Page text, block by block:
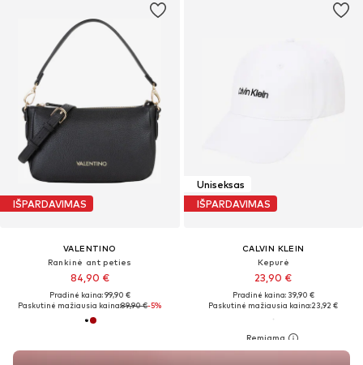
IŠPARDAVIMAS
VALENTINO
Rankinė ant peties
84,90 €
Pradinė kaina: 99,90 €
Paskutinė mažiausia kaina:89,90 €-5%
Uniseksas
IŠPARDAVIMAS
CALVIN KLEIN
Kepurė
23,90 €
Pradinė kaina: 39,90 €
Paskutinė mažiausia kaina:23,92 €